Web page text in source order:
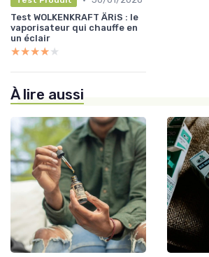
Test WOLKENKRAFT ÄRiS : le
vaporisateur qui chauffe en
un éclair
★★★★★
★★★★★
À lire aussi